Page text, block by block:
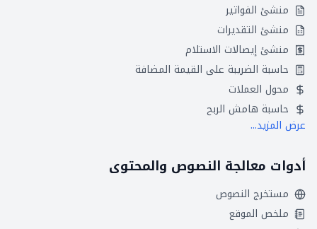
منشئ الفواتير
منشئ التقديرات
منشئ إيصالات الاستلام
حاسبة الضريبة على القيمة المضافة
محول العملات
حاسبة هامش الربح
عرض المزيد...
أدوات معالجة النصوص والمحتوى
مستخرج النصوص
ملخص الموقع